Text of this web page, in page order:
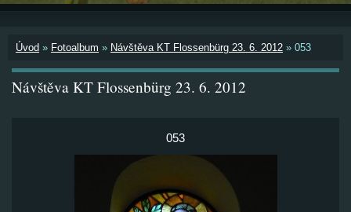
Úvod » Fotoalbum » Návštěva KT Flossenbürg 23. 6. 2012 » 053
Návštěva KT Flossenbürg 23. 6. 2012
053